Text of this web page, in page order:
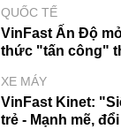
QUỐC TẾ
VinFast Ấn Độ
thức "tấn công"
XE MÁY
VinFast Kinet:
trẻ - Mạnh mẽ,